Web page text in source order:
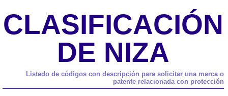
CLASIFICACIÓN
DE NIZA
Listado de códigos con descripción para solicitar una marca o
patente relacionada con protección